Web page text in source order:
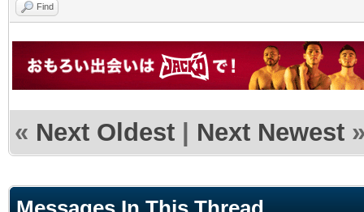
Find
« Next Oldest | Next Newest